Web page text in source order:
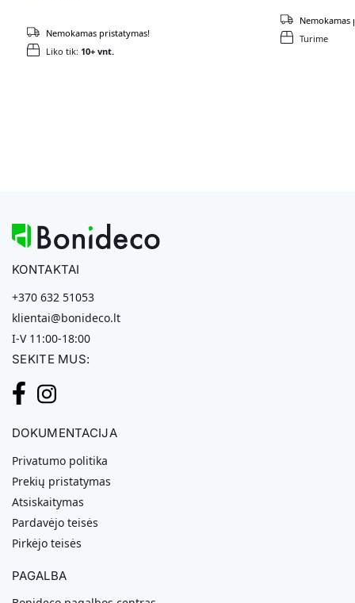
Liko tik: 10+ vnt.
Nemokamas pristatymas! Turime
Nemokamas
KONTAKTAI
+370 632 51053
klientai@bonideco.lt
I-V 11:00-18:00
SEKITE MUS:
DOKUMENTACIJA
Privatumo politika
Prekių pristatymas
Atsiskaitymas
Pardavėjo teisės
Pirkėjo teisės
PAGALBA